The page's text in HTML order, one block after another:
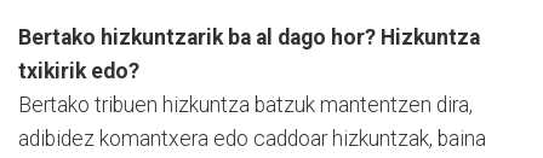
Bertako hizkuntzarik ba al dago hor? Hizkuntza
txikirik edo?
Bertako tribuen hizkuntza batzuk mantentzen dira,
adibidez komantxera edo caddoar hizkuntzak, baina